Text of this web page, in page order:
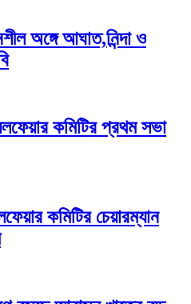
অঙ্গে আঘাত,নিন্দা ও
কমিটির প্রথম সভা
কমিটির চেয়ারম্যান